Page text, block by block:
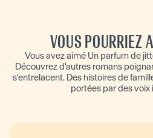
VOUS POURRIEZ
Vous avez aimé Un parfum de
Découvrez d'autres romans
s'entrelacent. Des histoires de
portées par des voix